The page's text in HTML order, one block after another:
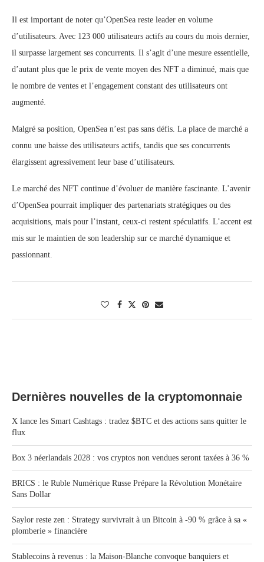
Il est important de noter qu’OpenSea reste leader en volume
d’utilisateurs. Avec 123 000 utilisateurs actifs au cours du mois dernier,
il surpasse largement ses concurrents. Il s’agit d’une mesure essentielle,
d’autant plus que le prix de vente moyen des NFT a diminué, mais que
le nombre de ventes et l’engagement constant des utilisateurs ont
augmenté.
Malgré sa position, OpenSea n’est pas sans défis. La place de marché a
connu une baisse des utilisateurs actifs, tandis que ses concurrents
élargissent agressivement leur base d’utilisateurs.
Le marché des NFT continue d’évoluer de manière fascinante. L’avenir
d’OpenSea pourrait impliquer des partenariats stratégiques ou des
acquisitions, mais pour l’instant, ceux-ci restent spéculatifs. L’accent est
mis sur le maintien de son leadership sur ce marché dynamique et
passionnant.
Dernières nouvelles de la cryptomonnaie
X lance les Smart Cashtags : tradez $BTC et des actions sans quitter le
flux
Box 3 néerlandais 2028 : vos cryptos non vendues seront taxées à 36 %
BRICS : le Ruble Numérique Russe Prépare la Révolution Monétaire
Sans Dollar
Saylor reste zen : Strategy survivrait à un Bitcoin à -90 % grâce à sa «
plomberie » financière
Stablecoins à revenus : la Maison-Blanche convoque banquiers et